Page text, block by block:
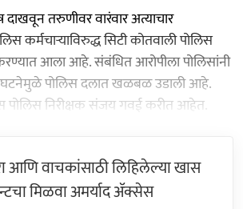
तरुणीवर वारंवार अत्याचार
कर्मचाऱ्याविरुद्ध सिटी कोतवाली पोलिस
आला आहे. संबंधित आरोपीला पोलिसांनी
पोलिस दलात खळबळ उडाली आहे.
पोलिस निरीक्षक संजय गवई करीत आहेत.
आणि वाचकांसाठी लिहिलेल्या खास
मिळवा अमर्याद ॲक्सेस